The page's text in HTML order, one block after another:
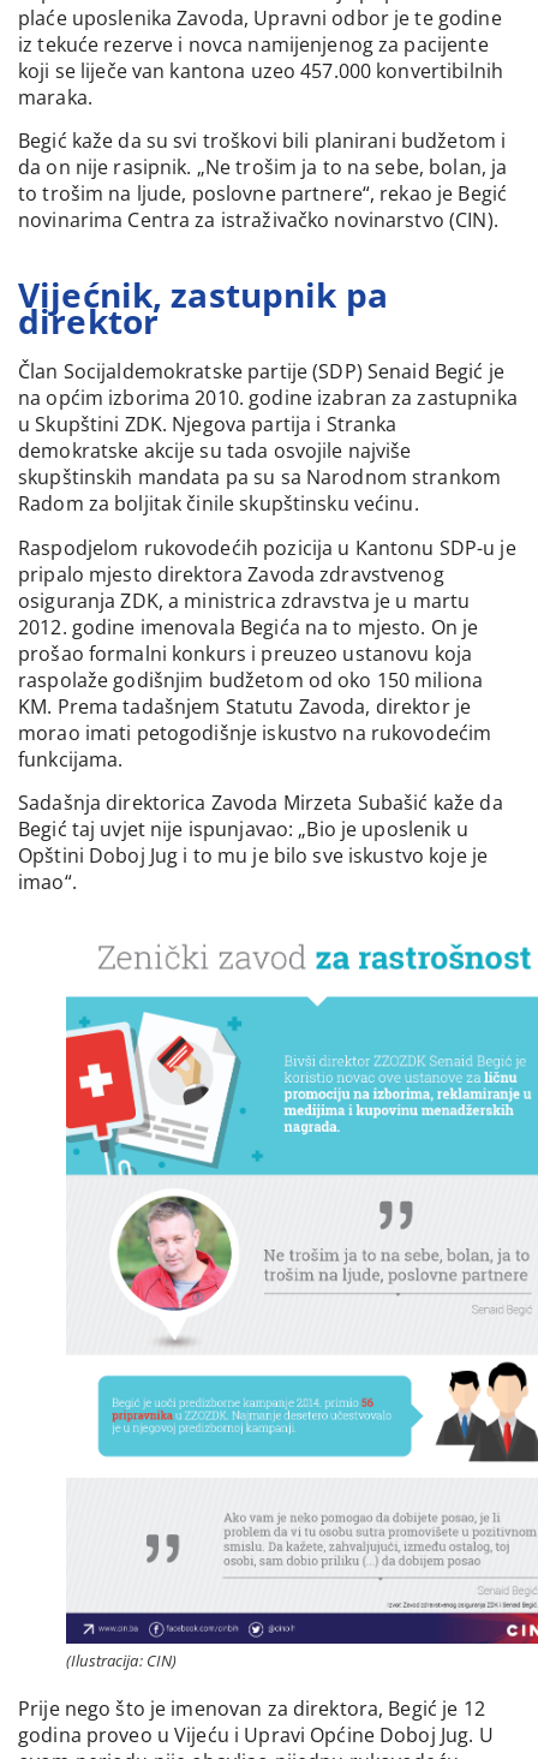
plaće uposlenika Zavoda, Upravni odbor je te godine
iz tekuće rezerve i novca namijenjenog za pacijente
koji se liječe van kantona uzeo 457.000 konvertibilnih
maraka.
Begić kaže da su svi troškovi bili planirani budžetom i
da on nije rasipnik. „Ne trošim ja to na sebe, bolan, ja
to trošim na ljude, poslovne partnere“, rekao je Begić
novinarima Centra za istraživačko novinarstvo (CIN).
Vijećnik, zastupnik pa
direktor
Član Socijaldemokratske partije (SDP) Senaid Begić je
na općim izborima 2010. godine izabran za zastupnika
u Skupštini ZDK. Njegova partija i Stranka
demokratske akcije su tada osvojile najviše
skupštinskih mandata pa su sa Narodnom strankom
Radom za boljitak činile skupštinsku većinu.
Raspodjelom rukovodećih pozicija u Kantonu SDP-u je
pripalo mjesto direktora Zavoda zdravstvenog
osiguranja ZDK, a ministrica zdravstva je u martu
2012. godine imenovala Begića na to mjesto. On je
prošao formalni konkurs i preuzeo ustanovu koja
raspolaže godišnjim budžetom od oko 150 miliona
KM. Prema tadašnjem Statutu Zavoda, direktor je
morao imati petogodišnje iskustvo na rukovodećim
funkcijama.
Sadašnja direktorica Zavoda Mirzeta Subašić kaže da
Begić taj uvjet nije ispunjavao: „Bio je uposlenik u
Opštini Doboj Jug i to mu je bilo sve iskustvo koje je
imao“.
(Ilustracija: CIN)
Prije nego što je imenovan za direktora, Begić je 12
godina proveo u Vijeću i Upravi Općine Doboj Jug. U